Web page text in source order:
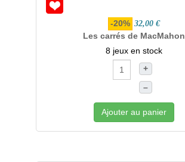
-20% 32,00 €
Les carrés de MacMahon
8 jeux en stock
+
–
Ajouter au panier